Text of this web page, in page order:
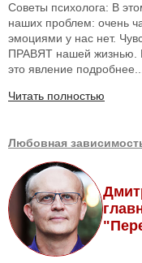
Советы психолога: В
наших проблем: очень
эмоциями у нас нет.
ПРАВЯТ нашей жизнью.
это явление
Читать полностью
Любовная